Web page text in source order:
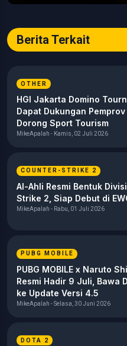
Berita Terkait
OTHER
HGI Jakarta Domino
Dapat Dukungan Pemprov
Dorong Sport Tourism
MikeApalah - Kamis, 02 Juli 2026
COUNTER-STRIKE 2
Al-Ahli Resmi Bentuk
Strike 2, Siap Debut di
MikeApalah - Rabu, 01 Juli 2026
PUBG MOBILE
PUBG MOBILE x Naruto
Resmi Hadir 9 Juli, Bawa
ke Update Versi 4.5
MikeApalah - Selasa, 30 Juni 2026
DOTA 2